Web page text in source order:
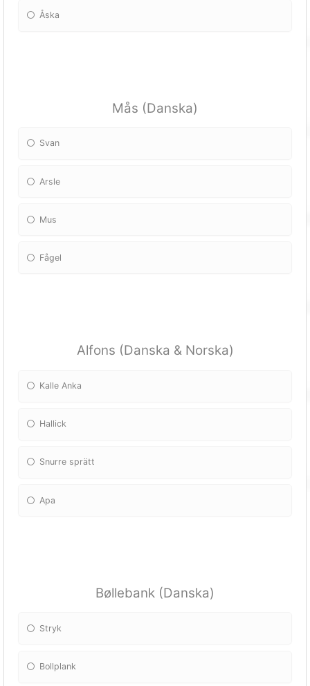
Åska
Mås (Danska)
Svan
Arsle
Mus
Fågel
Alfons (Danska & Norska)
Kalle Anka
Hallick
Snurre sprätt
Apa
Bøllebank (Danska)
Stryk
Bollplank